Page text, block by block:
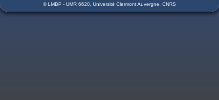
© LMBP - UMR 6620, Université Clermont Auvergne, CNRS